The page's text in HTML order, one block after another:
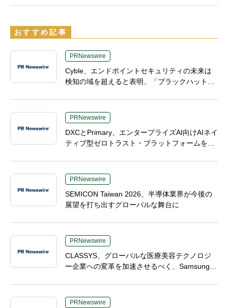
おすすめ記事
PRNewswire
Cyble、エンドポイントセキュリティの未来は
検知の域を超えると表明、「ブラックハットUS
PRNewswire
DXCとPrimary、エンタープライズAI向けAIネイ
ティブ型ゼロトラスト・プラットフォームを提
PRNewswire
SEMICON Taiwan 2026、半導体業界が今後の
展望を打ち出すグローバルな舞台に
PRNewswire
CLASSYS、グローバルな医療美容テクノロジ
ー企業への変革を加速させるべく、Samsung El
PRNewswire